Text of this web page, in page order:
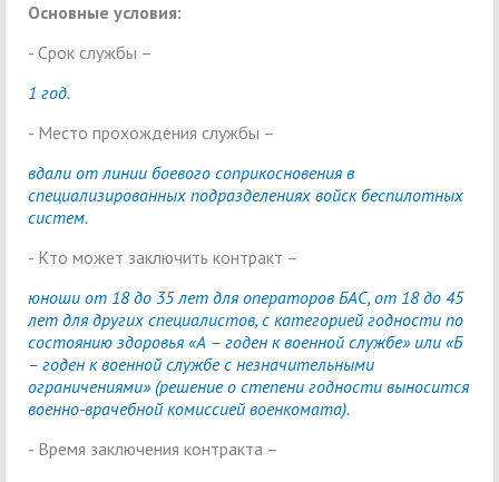
Основные условия:
- Срок службы –
1 год.
- Место прохождения службы –
вдали от линии боевого соприкосновения в
специализированных подразделениях войск беспилотных
систем.
- Кто может заключить контракт –
юноши от 18 до 35 лет для операторов БАС, от 18 до 45
лет для других специалистов, с категорией годности по
состоянию здоровья «А – годен к военной службе» или «Б
– годен к военной службе с незначительными
ограничениями» (решение о степени годности выносится
военно-врачебной комиссией военкомата).
- Время заключения контракта –